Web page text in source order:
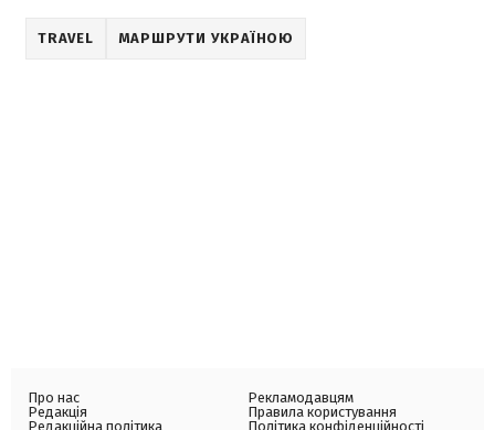
TRAVEL МАРШРУТИ УКРАЇНОЮ
Про нас
Редакція
Редакційна політика
Рекламодавцям
Правила користування
Політика конфіденційності